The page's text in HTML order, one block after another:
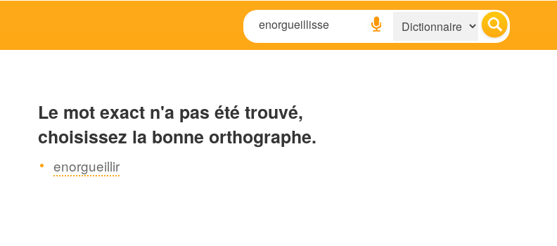
Le mot exact n'a pas été trouvé,
choisissez la bonne orthographe.
enorgueillir